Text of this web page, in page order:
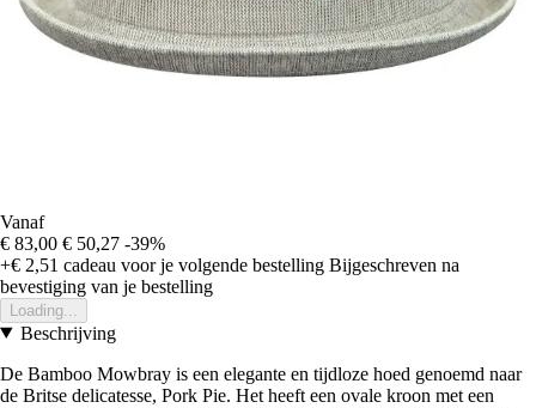
Vanaf
€ 83,00 € 50,27 -39%
+€ 2,51 cadeau voor je volgende bestelling Bijgeschreven na
bevestiging van je bestelling
Loading...
Beschrijving
De Bamboo Mowbray is een elegante en tijdloze hoed genoemd naar
de Britse delicatesse, Pork Pie. Het heeft een ovale kroon met een